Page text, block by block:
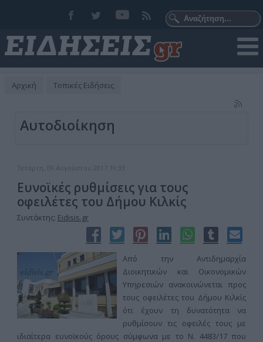
Αρχική Τοπικές Ειδήσεις
Αυτοδιοίκηση
Τετάρτη, 09 Αυγούστου 2017 19:33
Ευνοϊκές ρυθμίσεις για τους
οφειλέτες του Δήμου Κιλκίς
Συντάκτης: Eidisis.gr
Από την Αντιδημαρχία
Διοικητικών και Οικονομικών
Υπηρεσιών ανακοινώνεται προς
τους οφειλέτες του Δήμου Κιλκίς
ότι έχουν τη δυνατότητα να
ρυθμίσουν τις οφειλές τους με
ιδιαίτερα ευνοϊκούς όρους σύμφωνα με το Ν. 4483/17 που